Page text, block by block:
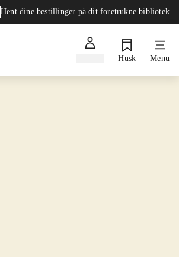
Hent dine bestillinger på dit foretrukne bibliotek
Husk Menu